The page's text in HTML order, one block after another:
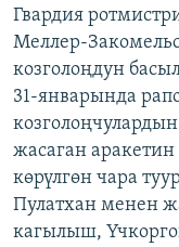
ЫҢГАЙСЫЗ СУРООЛОР
ЭЕ/АРнун
Гвардия
Меллер-
козголоңдун
31-январында
жасаган
көрүлгөн чара
Пулатхан менен
кагылыш,